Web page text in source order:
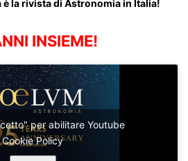
la rivista di Astronomia in Italia!
INSIEME!
per abilitare Youtube
Cookie Policy